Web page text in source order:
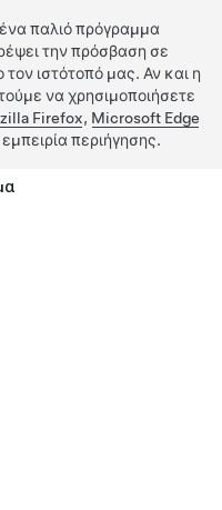
ένα παλιό πρόγραμμα
την πρόσβαση σε
ιστότοπό μας. Αν και η
να χρησιμοποιήσετε
Firefox, Microsoft Edge
εμπειρία περιήγησης.